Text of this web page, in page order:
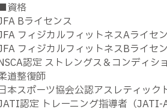
資格
Bライセンス
フィジカルフィットネスAライセ
フィジカルフィットネスBライセ
認定 ストレングス＆コンディシ
道整復師
本スポーツ協会公認アスレティック
認定 トレーニング指導者（JATI-